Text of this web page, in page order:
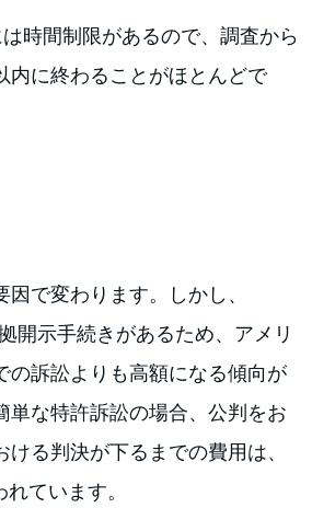
時間制限があるので、調査から
内に終わることがほとんどで
で変わります。しかし、
開示手続きがあるため、アメリ
の訴訟よりも高額になる傾向が
単な特許訴訟の場合、公判をお
ける判決が下るまでの費用は、
ています。